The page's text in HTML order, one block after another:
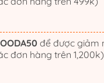
đơn hàng trên 1,200k)